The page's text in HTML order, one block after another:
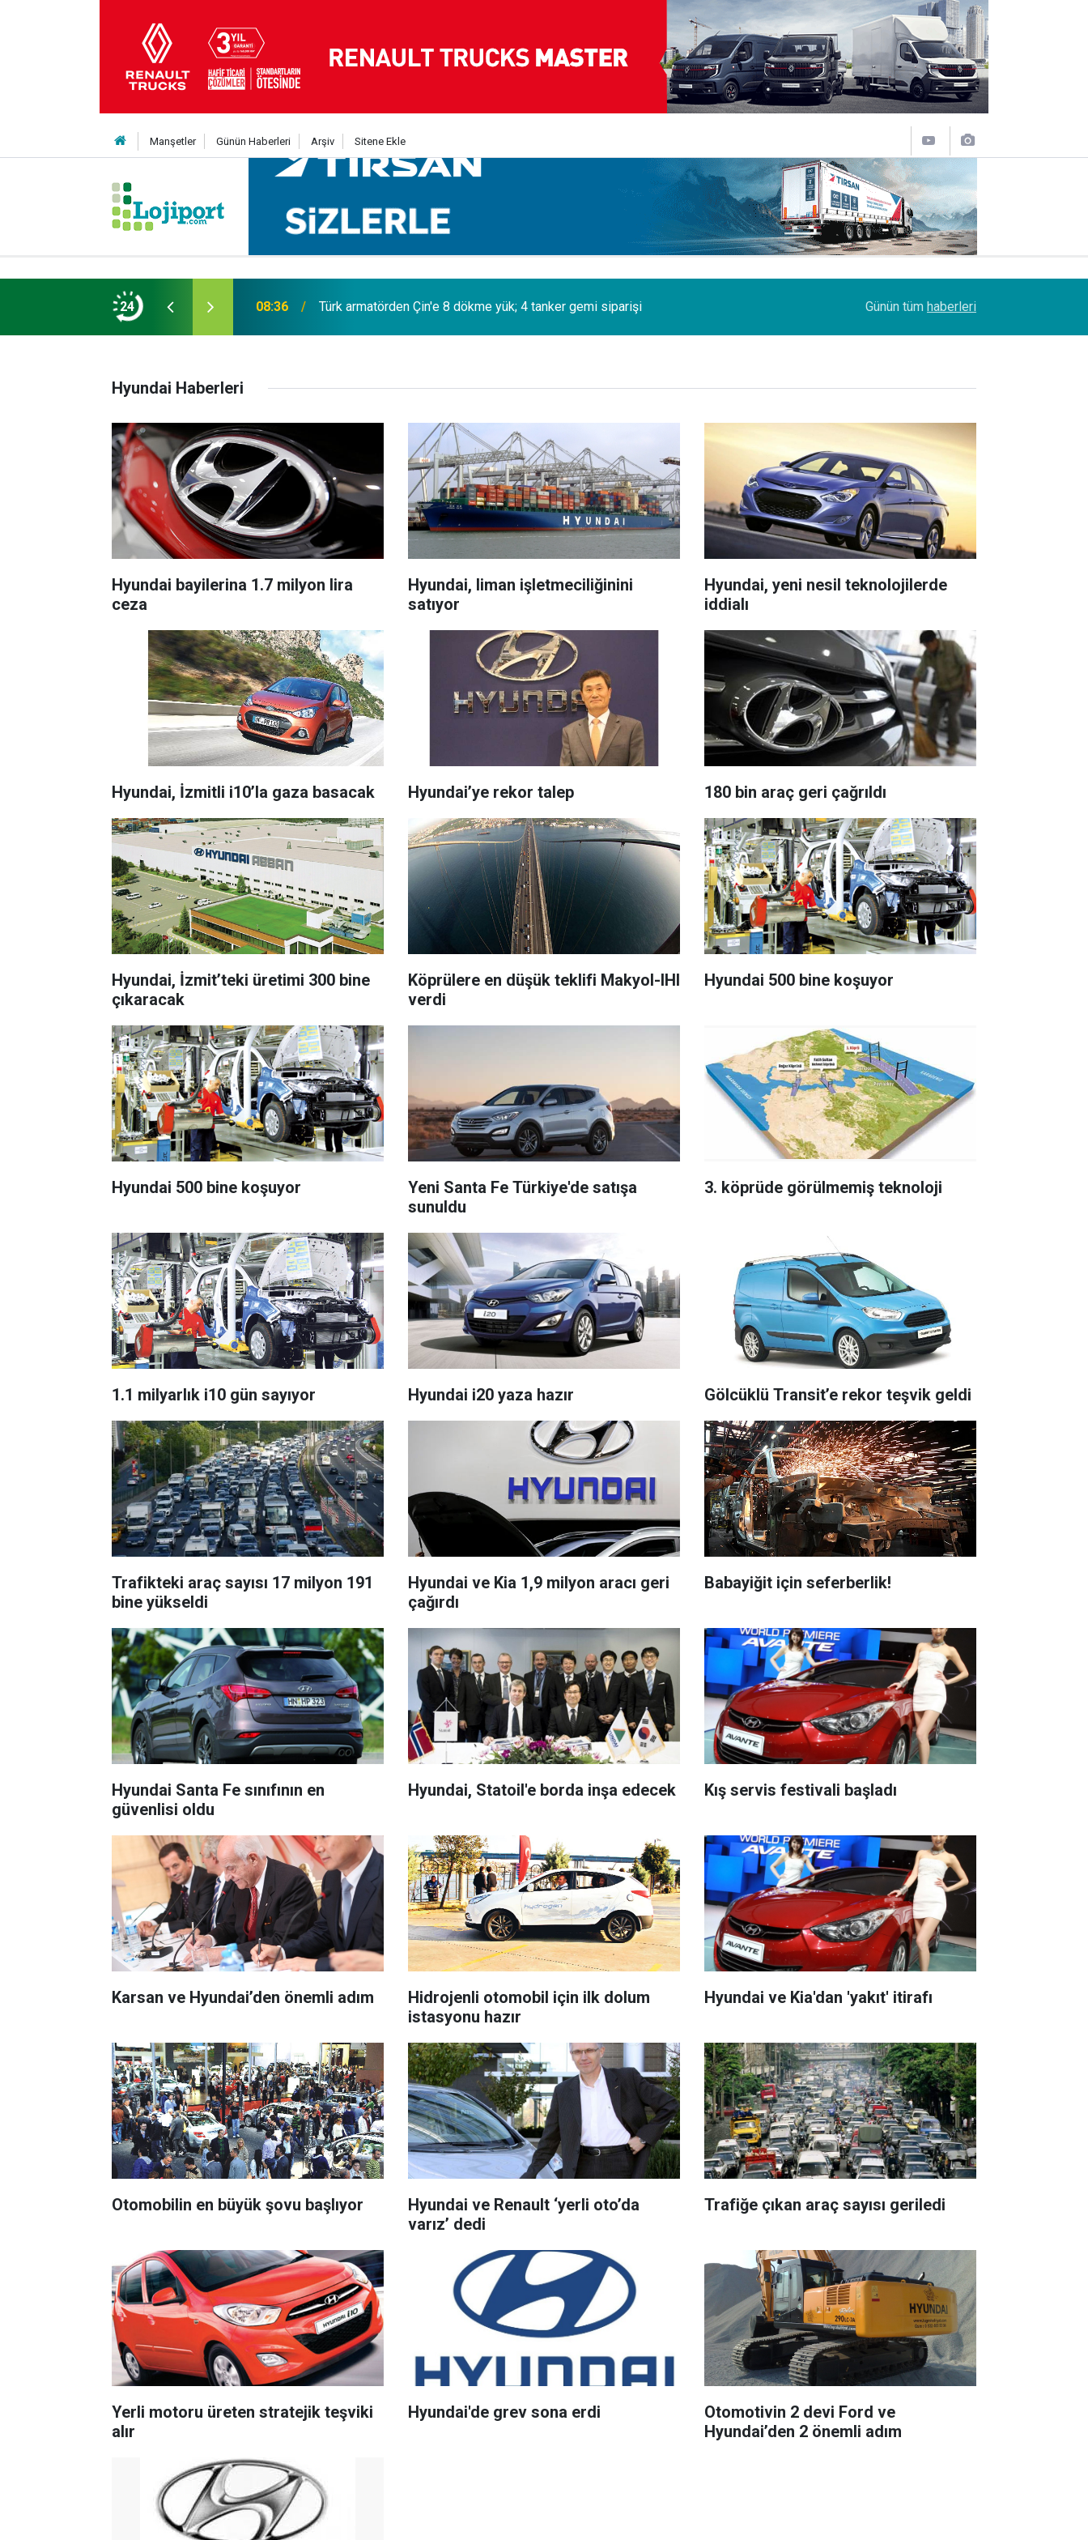
Manşetler Günün Haberleri Arşiv Sitene Ekle
24
4 tanker gemi siparişi 18:04 Enver Geçgel Turizm, filosuna 63 Yıldız daha kattı Lojistik sektörünün acı kaybı; Cihan Yıldıran
Günün tüm haberleri
Hyundai Haberleri
Hyundai bayilerina 1.7 milyon lira
ceza
Hyundai, liman işletmeciliğinini
satıyor
Hyundai, yeni nesil teknolojilerde
iddialı
Hyundai, İzmitli i10’la gaza basacak Hyundai’ye rekor talep 180 bin araç geri çağrıldı
Hyundai, İzmit’teki üretimi 300 bine
çıkaracak
Köprülere en düşük teklifi Makyol-IHI
verdi
Hyundai 500 bine koşuyor
Hyundai 500 bine koşuyor
Yeni Santa Fe Türkiye'de satışa
sunuldu
3. köprüde görülmemiş teknoloji
1.1 milyarlık i10 gün sayıyor Hyundai i20 yaza hazır Gölcüklü Transit’e rekor teşvik geldi
Trafikteki araç sayısı 17 milyon 191
bine yükseldi
Hyundai ve Kia 1,9 milyon aracı geri
çağırdı
Babayiğit için seferberlik!
Hyundai Santa Fe sınıfının en
güvenlisi oldu
Hyundai, Statoil'e borda inşa edecek Kış servis festivali başladı
Karsan ve Hyundai’den önemli adım
Hidrojenli otomobil için ilk dolum
istasyonu hazır
Hyundai ve Kia'dan 'yakıt' itirafı
Otomobilin en büyük şovu başlıyor
Hyundai ve Renault ‘yerli oto’da
varız’ dedi
Trafiğe çıkan araç sayısı geriledi
Yerli motoru üreten stratejik teşviki
alır
Hyundai'de grev sona erdi
Otomotivin 2 devi Ford ve
Hyundai’den 2 önemli adım